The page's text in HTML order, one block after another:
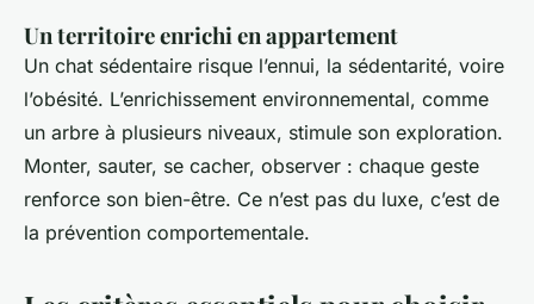
Un territoire enrichi en appartement
Un chat sédentaire risque l’ennui, la sédentarité, voire
l’obésité. L’enrichissement environnemental, comme
un arbre à plusieurs niveaux, stimule son exploration.
Monter, sauter, se cacher, observer : chaque geste
renforce son bien-être. Ce n’est pas du luxe, c’est de
la prévention comportementale.